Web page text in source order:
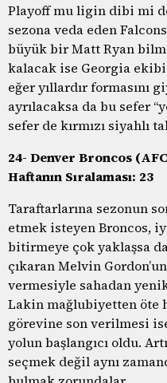
Playoff mu ligin dibi mi
sezona veda eden
büyük bir Matt Ryan
kalacak ise Georgia
eğer yıllardır formasını
ayrılacaksa da bu sefer
sefer de kırmızı siyahlı
24- Denver Broncos
Haftanın Sıralaması: 23
Taraftarlarına sezonun
etmek isteyen Broncos,
bitirmeye çok yaklaşsa
çıkaran Melvin
vermesiyle sahadan
Lakin mağlubiyetten öte
görevine son verilmesi
yolun başlangıcı oldu.
seçmek değil aynı